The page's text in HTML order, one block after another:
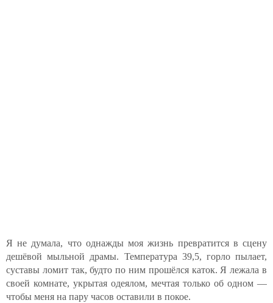
Я не думала, что однажды моя жизнь превратится в сцену
дешёвой мыльной драмы. Температура 39,5, горло пылает,
суставы ломит так, будто по ним прошёлся каток. Я лежала в
своей комнате, укрытая одеялом, мечтая только об одном —
чтобы меня на пару часов оставили в покое.